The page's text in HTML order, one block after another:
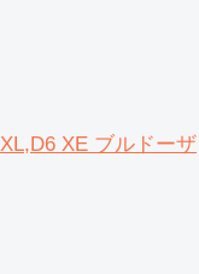
XE ブルドーザ